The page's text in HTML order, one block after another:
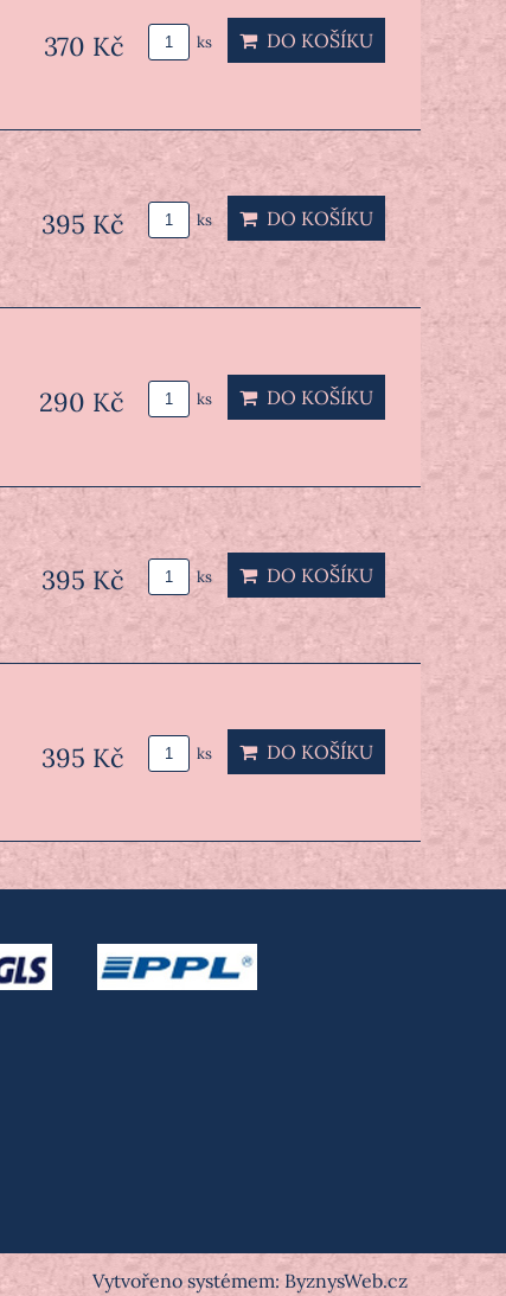
370 Kč ks DO KOŠÍKU
395 Kč ks DO KOŠÍKU
290 Kč ks DO KOŠÍKU
395 Kč ks DO KOŠÍKU
395 Kč ks DO KOŠÍKU
Vytvořeno systémem: ByznysWeb.cz